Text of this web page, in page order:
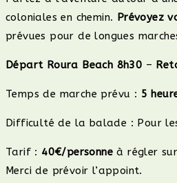
coloniales en chemin. Prévoyez
prévues pour de longues
Départ Roura Beach 8h30 –
Temps de marche prévu : 5
Difficulté de la balade : Pour
Tarif : 40€/personne à régler
Merci de prévoir l’appoint.